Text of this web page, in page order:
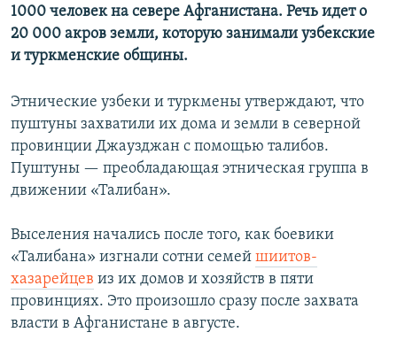
1000 человек на севере Афганистана. Речь идет о
20 000 акров земли, которую занимали узбекские
и туркменские общины.
Этнические узбеки и туркмены утверждают, что
пуштуны захватили их дома и земли в северной
провинции Джаузджан с помощью талибов.
Пуштуны — преобладающая этническая группа в
движении «Талибан».
Выселения начались после того, как боевики
«Талибана» изгнали сотни семей шиитов-
хазарейцев из их домов и хозяйств в пяти
провинциях. Это произошло сразу после захвата
власти в Афганистане в августе.